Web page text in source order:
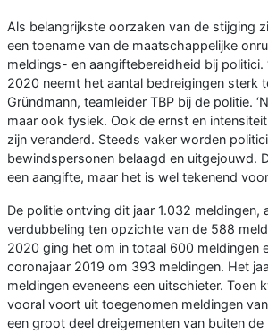
Als belangrijkste oorzaken van de stijging
een toename van de maatschappelijke
meldings- en aangiftebereidheid bij politici.
2020 neemt het aantal bedreigingen sterk
Gründmann, teamleider TBP bij de politie.
maar ook fysiek. Ook de ernst en
zijn veranderd. Steeds vaker worden
bewindspersonen belaagd en uitgejouwd.
een aangifte, maar het is wel tekenend
De politie ontving dit jaar 1.032 meldingen,
verdubbeling ten opzichte van de 588
2020 ging het om in totaal 600 meldingen
coronajaar 2019 om 393 meldingen. Het
meldingen eveneens een uitschieter. Toen
vooral voort uit toegenomen meldingen
een groot deel dreigementen van buiten de